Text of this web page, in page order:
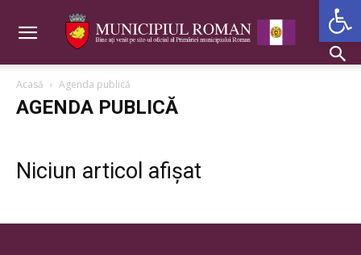
Acasă Agenda publică
AGENDA PUBLICĂ
Niciun articol afișat